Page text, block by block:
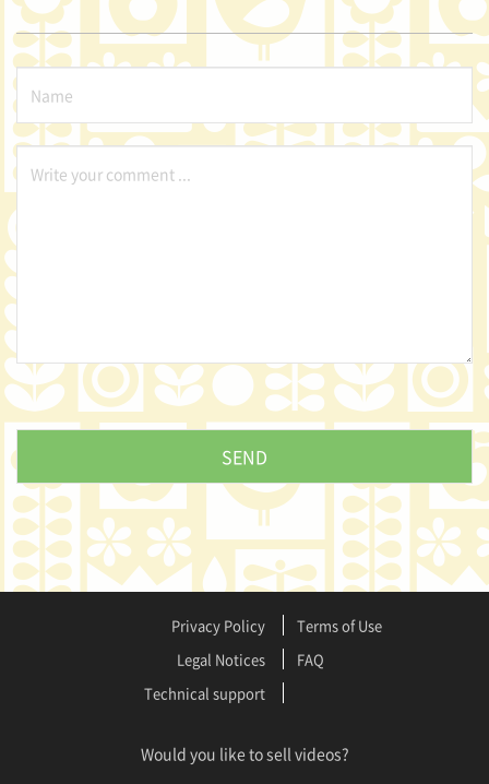
Privacy Policy
Terms of Use
Legal Notices
FAQ
Technical support
Would you like to sell videos?